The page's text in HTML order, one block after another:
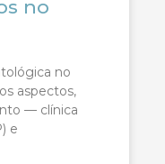
no
no
aspectos,
— clínica
e